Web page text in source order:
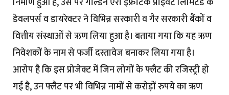
डेवलपर्स व डायरेक्टर ने विभिन्न सरकारी व गैर सरकारी बैंकों व
वित्तीय संस्थाओं से ऋण लिया हुआ है। बताया गया कि यह ऋण
निवेशकों के नाम से फर्जी दस्तावेज बनाकर लिया गया है।
आरोप है कि इस प्रोजेक्ट में जिन लोगों के फ्लैट की रजिस्ट्री हो
गई है, उन फ्लैट पर भी विभिन्न नामों से करोड़ों रुपये का ऋण